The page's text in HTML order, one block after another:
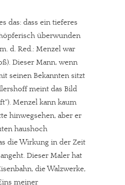
das: dass ein tieferes
überwunden
d. Red.: Menzel war
Dieser Mann, wenn
seinen Bekannten sitzt
meint das Bild
Menzel kann kaum
hinwegsehen, aber er
haushoch
die Wirkung in der Zeit
Dieser Maler hat
die Walzwerke,
meiner